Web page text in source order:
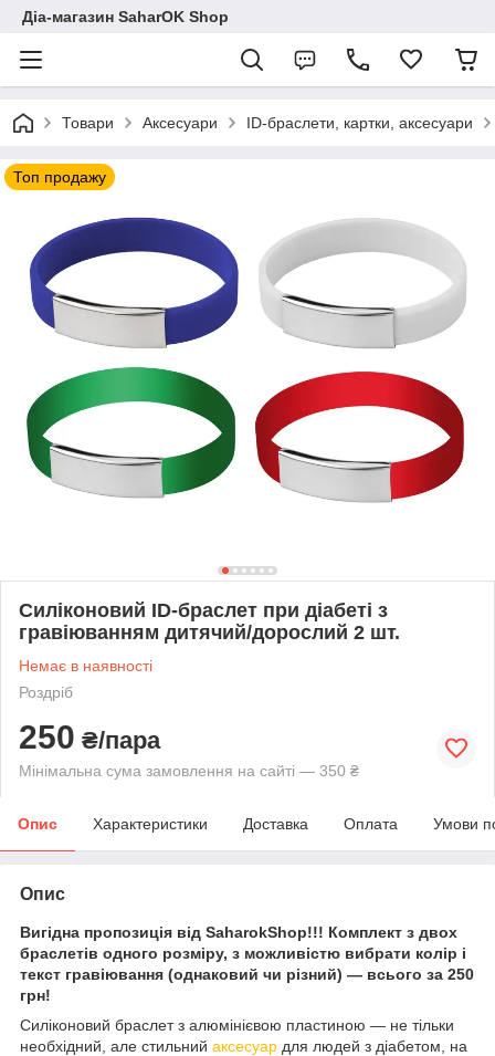
Діа-магазин SaharOK Shop
Товари Аксесуари ID-браслети, картки, аксесуари
Топ продажу
Силіконовий ID-браслет при діабеті з
гравіюванням дитячий/дорослий 2 шт.
Немає в наявності
Роздріб
250 ₴/пара
Мінімальна сума замовлення на сайті — 350 ₴
Опис Характеристики Доставка Оплата Умови
Опис
Вигідна пропозиція від SaharokShop!!! Комплект з двох
браслетів одного розміру, з можливістю вибрати колір і
текст гравіювання (однаковий чи різний) — всього за 250
грн!
Силіконовий браслет з алюмінієвою пластиною — не тільки
необхідний, але стильний аксесуар для людей з діабетом, на